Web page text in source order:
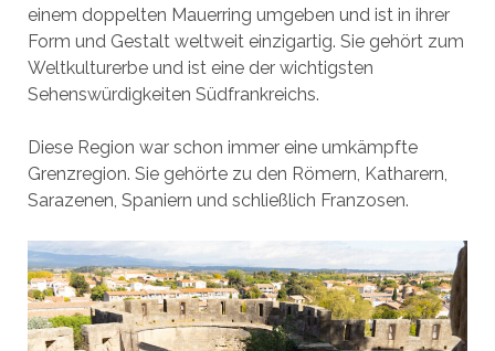
einem doppelten Mauerring umgeben und ist in ihrer
Form und Gestalt weltweit einzigartig. Sie gehört zum
Weltkulturerbe und ist eine der wichtigsten
Sehenswürdigkeiten Südfrankreichs.
Diese Region war schon immer eine umkämpfte
Grenzregion. Sie gehörte zu den Römern, Katharern,
Sarazenen, Spaniern und schließlich Franzosen.